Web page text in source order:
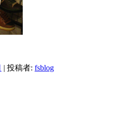
| 投稿者: fsblog